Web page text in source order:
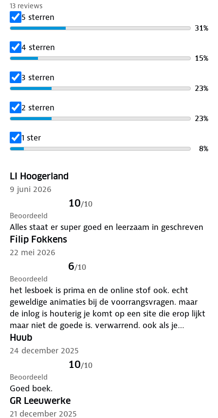
13 reviews
5 sterren
31%
4 sterren
15%
3 sterren
23%
2 sterren
23%
1 ster
8%
LI Hoogerland
9 juni 2026
10/10
Beoordeeld
Alles staat er super goed en leerzaam in geschreven
Filip Fokkens
22 mei 2026
6/10
Beoordeeld
het lesboek is prima en de online stof ook. echt
geweldige animaties bij de voorrangsvragen. maar
de inlog is houterig je komt op een site die erop lijkt
maar niet de goede is. verwarrend. ook als je
eenmaal ingelogd bent, wordt je er na elke sessie
weer uitgekegeld en moet je opnieuw beginnen. wat
is er zo moeilijk aan dit beter te ontwerpen, met de
klantervaring als uitgangspunt…
Huub
24 december 2025
10/10
Beoordeeld
Goed boek.
GR Leeuwerke
21 december 2025